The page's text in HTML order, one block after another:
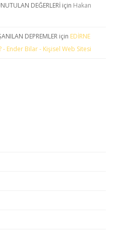
DEĞERLERİ için Hakan
DEPREMLER için EDİRNE
- Ender Bilar - Kişisel Web Sitesi